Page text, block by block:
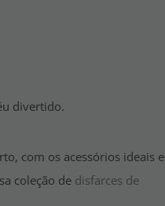
divertido.
com os acessórios ideais e
coleção de disfarces de